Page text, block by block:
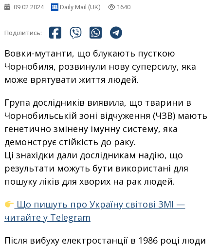
09.02.2024 Daily Mail (UK) 1640
Поділитись:
Вовки-мутанти, що блукають пусткою
Чорнобиля, розвинули нову суперсилу, яка
може врятувати життя людей.
Група дослідників виявила, що тварини в
Чорнобильській зоні відчуження (ЧЗВ) мають
генетично змінену імунну систему, яка
демонструє стійкість до раку.
Ці знахідки дали дослідникам надію, що
результати можуть бути використані для
пошуку ліків для хворих на рак людей.
Що пишуть про Україну світові ЗМІ —
читайте у Telegram
Після вибуху електростанції в 1986 році люди